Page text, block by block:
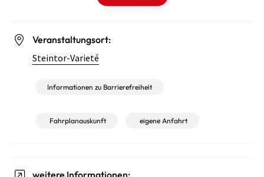
Veranstaltungsort:
Steintor-Varieté
Informationen zu Barrierefreiheit
Fahrplanauskunft eigene Anfahrt
weitere Informationen: